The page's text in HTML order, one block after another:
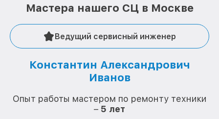
Мастера нашего СЦ в Москве
Ведущий сервисный инженер
Константин Александрович
Иванов
Опыт работы мастером по ремонту техники
– 5 лет